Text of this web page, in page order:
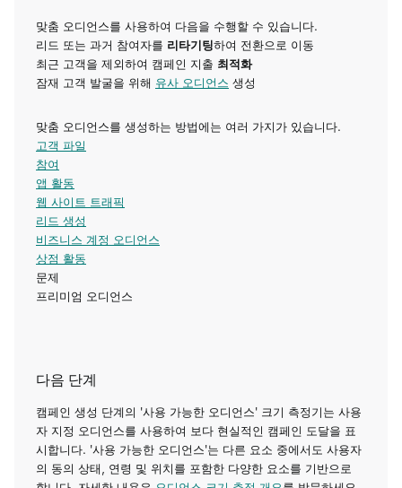
맞춤 오디언스를 사용하여 다음을 수행할 수 있습니다.
리드 또는 과거 참여자를 리타기팅하여 전환으로 이동
최근 고객을 제외하여 캠페인 지출 최적화
잠재 고객 발굴을 위해 유사 오디언스 생성
맞춤 오디언스를 생성하는 방법에는 여러 가지가 있습니다.
고객 파일
참여
앱 활동
웹 사이트 트래픽
리드 생성
비즈니스 계정 오디언스
상점 활동
문제
프리미엄 오디언스
다음 단계
캠페인 생성 단계의 '사용 가능한 오디언스' 크기 측정기는 사용
자 지정 오디언스를 사용하여 보다 현실적인 캠페인 도달을 표
시합니다. '사용 가능한 오디언스'는 다른 요소 중에서도 사용자
의 동의 상태, 연령 및 위치를 포함한 다양한 요소를 기반으로